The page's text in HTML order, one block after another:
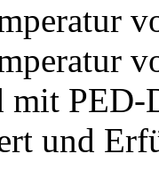
mit
und